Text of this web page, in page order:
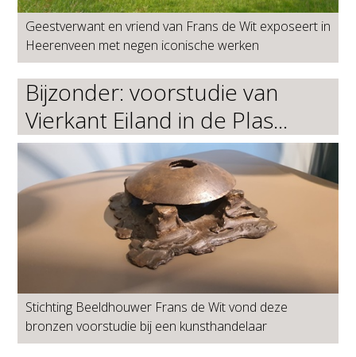
Geestverwant en vriend van Frans de Wit exposeert in
Heerenveen met negen iconische werken
Bijzonder: voorstudie van
Vierkant Eiland in de Plas...
Stichting Beeldhouwer Frans de Wit vond deze
bronzen voorstudie bij een kunsthandelaar